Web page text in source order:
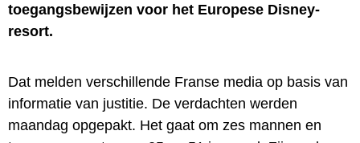
toegangsbewijzen voor het Europese Disney-
resort.
Dat melden verschillende Franse media op basis van
informatie van justitie. De verdachten werden
maandag opgepakt. Het gaat om zes mannen en